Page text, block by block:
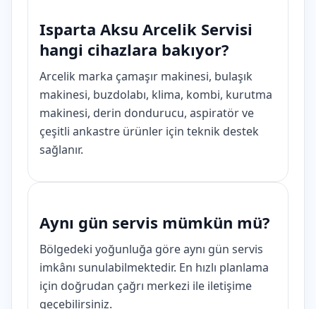
Isparta Aksu Arcelik Servisi
hangi cihazlara bakıyor?
Arcelik marka çamaşır makinesi, bulaşık
makinesi, buzdolabı, klima, kombi, kurutma
makinesi, derin dondurucu, aspiratör ve
çeşitli ankastre ürünler için teknik destek
sağlanır.
Aynı gün servis mümkün mü?
Bölgedeki yoğunluğa göre aynı gün servis
imkânı sunulabilmektedir. En hızlı planlama
için doğrudan çağrı merkezi ile iletişime
geçebilirsiniz.